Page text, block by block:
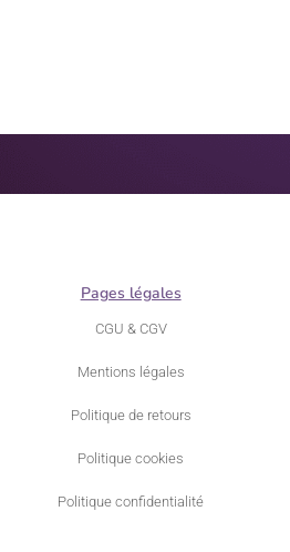
Pages légales
CGU & CGV
Mentions légales
Politique de retours
Politique cookies
Politique confidentialité